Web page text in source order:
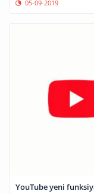
05-09-2019
YouTube yeni